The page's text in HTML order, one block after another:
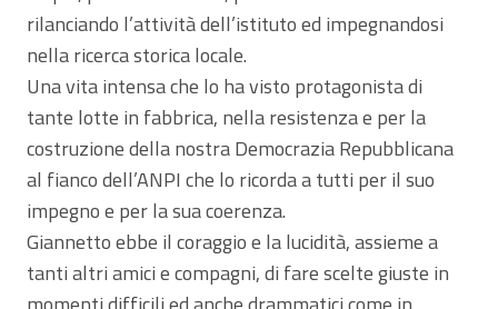
rilanciando l’attività dell’istituto ed impegnandosi
nella ricerca storica locale.
Una vita intensa che lo ha visto protagonista di
tante lotte in fabbrica, nella resistenza e per la
costruzione della nostra Democrazia Repubblicana
al fianco dell’ANPI che lo ricorda a tutti per il suo
impegno e per la sua coerenza.
Giannetto ebbe il coraggio e la lucidità, assieme a
tanti altri amici e compagni, di fare scelte giuste in